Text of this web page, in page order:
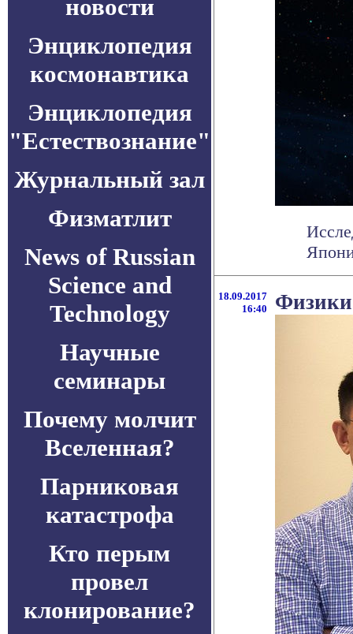
новости
Энциклопедия
космонавтика
Энциклопедия
"Естествознание"
Журнальный зал
Физматлит
News of Russian
Science and
Technology
Научные
семинары
Почему молчит
Вселенная?
Парниковая
катастрофа
Кто перым
провел
клонирование?
18.09.2017
16:40